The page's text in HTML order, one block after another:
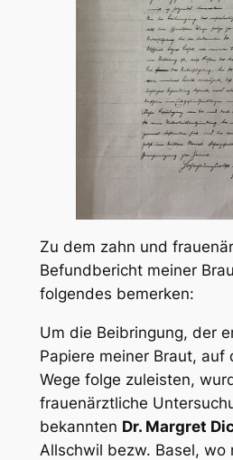
Zu dem zahn und
Befundbericht meiner
folgendes bemerken:
Um die Beibringung, der
Papiere meiner Braut, auf
Wege folge zuleisten,
frauenärztliche
bekannten Dr. Margret
Allschwil bezw. Basel, wo